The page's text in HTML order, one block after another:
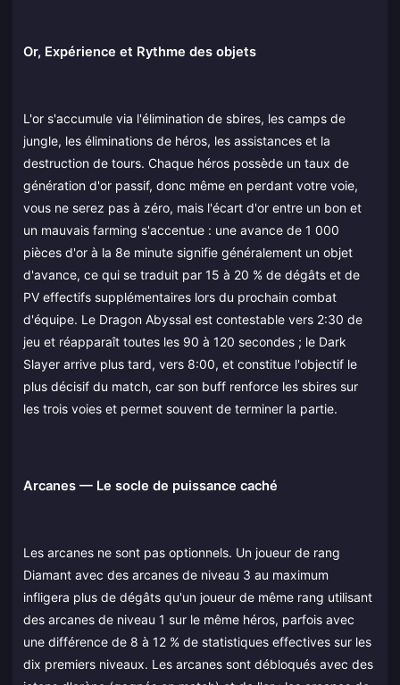
Or, Expérience et Rythme des objets
L'or s'accumule via l'élimination de sbires, les camps de
jungle, les éliminations de héros, les assistances et la
destruction de tours. Chaque héros possède un taux de
génération d'or passif, donc même en perdant votre voie,
vous ne serez pas à zéro, mais l'écart d'or entre un bon et
un mauvais farming s'accentue : une avance de 1 000
pièces d'or à la 8e minute signifie généralement un objet
d'avance, ce qui se traduit par 15 à 20 % de dégâts et de
PV effectifs supplémentaires lors du prochain combat
d'équipe. Le Dragon Abyssal est contestable vers 2:30 de
jeu et réapparaît toutes les 90 à 120 secondes ; le Dark
Slayer arrive plus tard, vers 8:00, et constitue l'objectif le
plus décisif du match, car son buff renforce les sbires sur
les trois voies et permet souvent de terminer la partie.
Arcanes — Le socle de puissance caché
Les arcanes ne sont pas optionnels. Un joueur de rang
Diamant avec des arcanes de niveau 3 au maximum
infligera plus de dégâts qu'un joueur de même rang utilisant
des arcanes de niveau 1 sur le même héros, parfois avec
une différence de 8 à 12 % de statistiques effectives sur les
dix premiers niveaux. Les arcanes sont débloqués avec des